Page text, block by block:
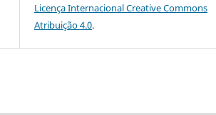
Licença Internacional Creative Commons
Atribuição 4.0.